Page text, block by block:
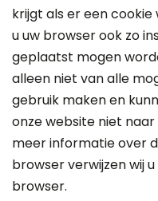
krijgt als er een
u uw browser ook zo
geplaatst mogen
alleen niet van alle
gebruik maken en
onze website niet
meer informatie over
browser verwijzen wij
browser.